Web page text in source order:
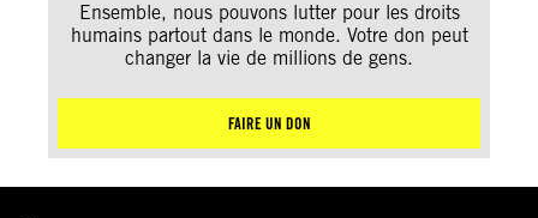
Ensemble, nous pouvons lutter pour les droits
humains partout dans le monde. Votre don peut
changer la vie de millions de gens.
FAIRE UN DON